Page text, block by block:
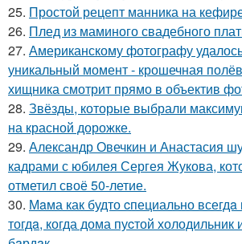
25. Простой рецепт манника на
26. Плед из маминого свадебного
27. Американскому фотографу
уникальный момент - крошечная
хищника смотрит прямо в объектив
28. Звёзды, которые выбрали
на красной дорожке.
29. Александр Овечкин и Анастасия
кадрами с юбилея Сергея Жукова,
отметил своё 50-летие.
30. Мaма как будто cпециально
тогдa, когда дома пуcтой